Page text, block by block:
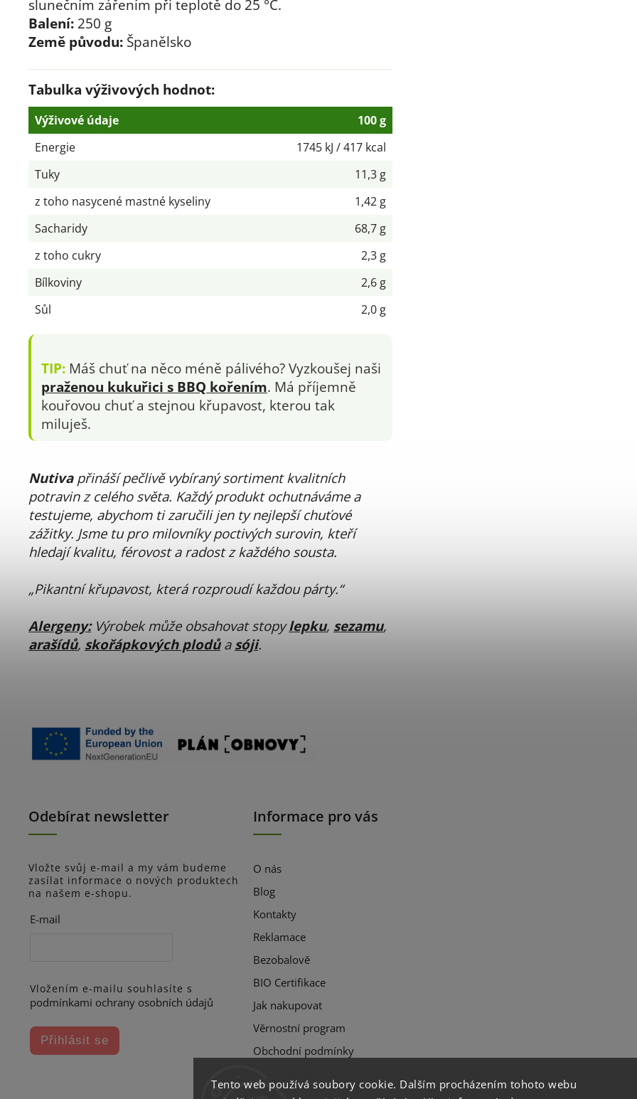
Tento web používá soubory cookie. Dalším procházením tohoto webu
slunečním zářením při teplotě do 25 °C.
Balení: 250 g
Země původu: Španělsko
Tabulka výživových hodnot:
Výživové údaje
100 g
Energie
1745 kJ / 417 kcal
Tuky
11,3 g
z toho nasycené mastné kyseliny
1,42 g
Sacharidy
68,7 g
z toho cukry
2,3 g
Bílkoviny
2,6 g
Sůl
2,0 g
TIP: Máš chuť na něco méně pálivého? Vyzkoušej naši
praženou kukuřici s BBQ kořením. Má příjemně
kouřovou chuť a stejnou křupavost, kterou tak
miluješ.
Nutivapřináší pečlivě vybíraný sortiment kvalitních
potravin z celého světa. Každý produkt ochutnáváme a
testujeme, abychom ti zaručili jen ty nejlepší chuťové
zážitky. Jsme tu pro milovníky poctivých surovin, kteří
hledají kvalitu, férovost a radost z každého sousta.
„Pikantní křupavost, která rozproudí každou párty.“
Alergeny:Výrobek může obsahovat stopylepku, sezamu,
arašídů, skořápkových plodůa sóji.
Odebírat newsletter
Vložte svůj e-mail a my vám budeme
zasílat informace o nových produktech
na našem e-shopu.
E-mail
Vložením e-mailu souhlasíte s
podmínkami ochrany osobních údajů
Přihlásit se
Informace pro vás
O nás
Blog
Kontakty
Reklamace
Bezobalově
BIO Certifikace
Jak nakupovat
Věrnostní program
Obchodní podmínky